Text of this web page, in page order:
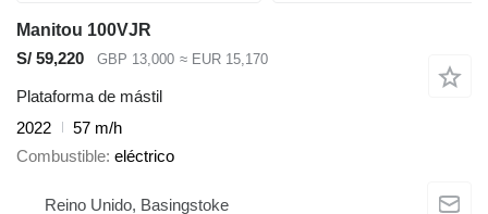
Manitou 100VJR
S/ 59,220
GBP 13,000 ≈ EUR 15,170
Plataforma de mástil
2022
57 m/h
Combustible eléctrico
Reino Unido, Basingstoke